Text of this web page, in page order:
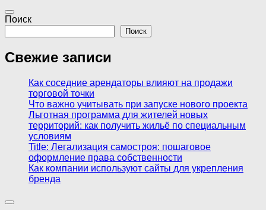
Поиск
Поиск
Свежие записи
Как соседние арендаторы влияют на продажи
торговой точки
Что важно учитывать при запуске нового проекта
Льготная программа для жителей новых
территорий: как получить жильё по специальным
условиям
Title: Легализация самостроя: пошаговое
оформление права собственности
Как компании используют сайты для укрепления
бренда